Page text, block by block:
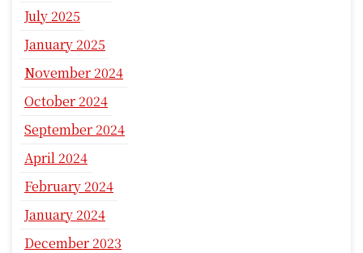
July 2025
January 2025
November 2024
October 2024
September 2024
April 2024
February 2024
January 2024
December 2023